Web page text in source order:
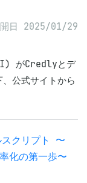
日 2025/01/29
がCredlyとデ
公式サイトから
スクリプト 〜
化の第一歩〜